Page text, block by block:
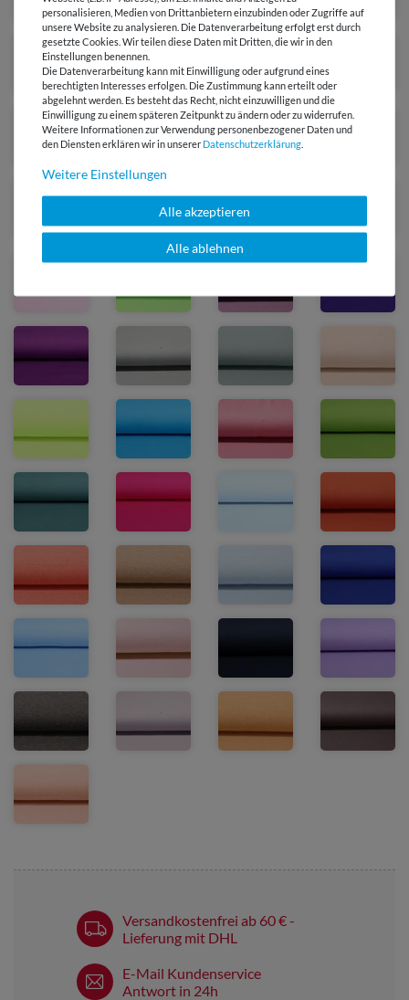
Versandkostenfrei ab 60 € -
Lieferung mit DHL
E-Mail Kundenservice
Antwort in 24h
personalisieren, Medien von Drittanbietern einzubinden oder Zugriffe auf
unsere Website zu analysieren. Die Datenverarbeitung erfolgt erst durch
gesetzte Cookies. Wir teilen diese Daten mit Dritten, die wir in den
Einstellungen benennen.
Die Datenverarbeitung kann mit Einwilligung oder aufgrund eines
berechtigten Interesses erfolgen. Die Zustimmung kann erteilt oder
abgelehnt werden. Es besteht das Recht, nicht einzuwilligen und die
Einwilligung zu einem späteren Zeitpunkt zu ändern oder zu widerrufen.
Weitere Informationen zur Verwendung personenbezogener Daten und
den Diensten erklären wir in unserer Daten­schutz­erklärung
Weitere Einstellungen
Alle akzeptieren
Alle ablehnen